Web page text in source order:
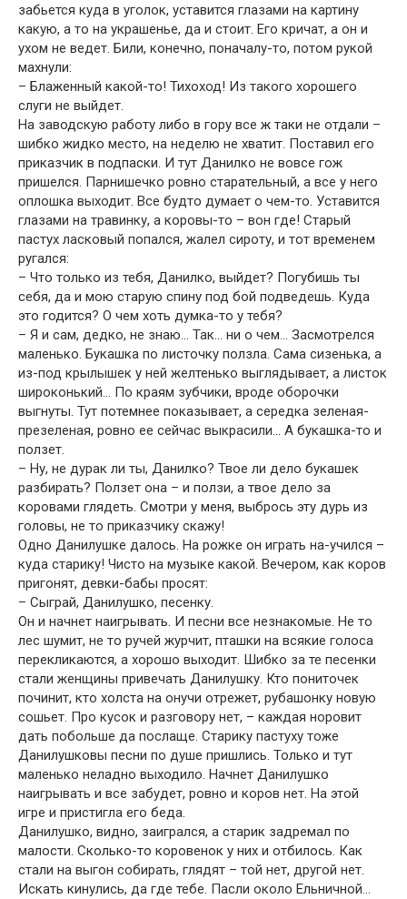
забьется куда в уголок, уставится глазами на картину
какую, а то на украшенье, да и стоит. Его кричат, а он и
ухом не ведет. Били, конечно, поначалу-то, потом рукой
махнули:
– Блаженный какой-то! Тихоход! Из такого хорошего
слуги не выйдет.
На заводскую работу либо в гору все ж таки не отдали –
шибко жидко место, на неделю не хватит. Поставил его
приказчик в подпаски. И тут Данилко не вовсе гож
пришелся. Парнишечко ровно старательный, а все у него
оплошка выходит. Все будто думает о чем-то. Уставится
глазами на травинку, а коровы-то – вон где! Старый
пастух ласковый попался, жалел сироту, и тот временем
ругался:
– Что только из тебя, Данилко, выйдет? Погубишь ты
себя, да и мою старую спину под бой подведешь. Куда
это годится? О чем хоть думка-то у тебя?
– Я и сам, дедко, не знаю… Так… ни о чем… Засмотрелся
маленько. Букашка по листочку ползла. Сама сизенька, а
из-под крылышек у ней желтенько выглядывает, а листок
широконький… По краям зубчики, вроде оборочки
выгнуты. Тут потемнее показывает, а середка зеленая-
презеленая, ровно ее сейчас выкрасили… А букашка-то и
ползет.
– Ну, не дурак ли ты, Данилко? Твое ли дело букашек
разбирать? Ползет она – и ползи, а твое дело за
коровами глядеть. Смотри у меня, выбрось эту дурь из
головы, не то приказчику скажу!
Одно Данилушке далось. На рожке он играть на-учился –
куда старику! Чисто на музыке какой. Вечером, как коров
пригонят, девки-бабы просят:
– Сыграй, Данилушко, песенку.
Он и начнет наигрывать. И песни все незнакомые. Не то
лес шумит, не то ручей журчит, пташки на всякие голоса
перекликаются, а хорошо выходит. Шибко за те песенки
стали женщины привечать Данилушку. Кто пониточек
починит, кто холста на онучи отрежет, рубашонку новую
сошьет. Про кусок и разговору нет, – каждая норовит
дать побольше да послаще. Старику пастуху тоже
Данилушковы песни по душе пришлись. Только и тут
маленько неладно выходило. Начнет Данилушко
наигрывать и все забудет, ровно и коров нет. На этой
игре и пристигла его беда.
Данилушко, видно, заигрался, а старик задремал по
малости. Сколько-то коровенок у них и отбилось. Как
стали на выгон собирать, глядят – той нет, другой нет.
Искать кинулись, да где тебе. Пасли около Ельничной…